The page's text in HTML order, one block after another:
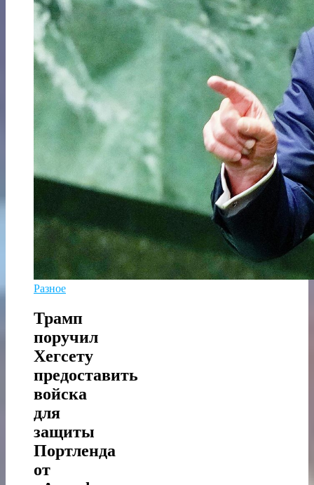
Разное
Трамп
поручил
Хегсету
предоставить
войска
для
защиты
Портленда
от